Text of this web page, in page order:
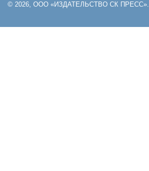
© 2026, ООО «ИЗДАТЕЛЬСТВО СК ПРЕСС».